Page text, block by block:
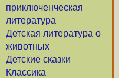
приключенческая
литература
Детская литература о
животных
Детские сказки
Классика